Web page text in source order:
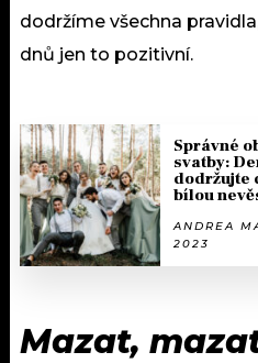
dodržíme všechna
dnů jen to pozitivní.
Správné
svatby:
dodržujte
bílou
ANDREA
2023
Mazat,